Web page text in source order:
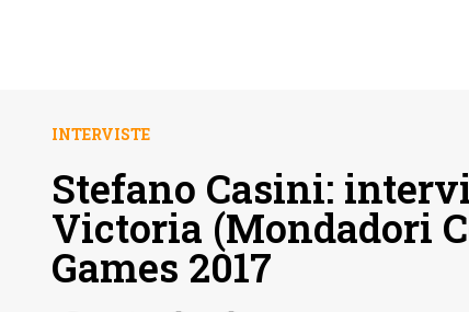
INTERVISTE
Stefano Casini:
Victoria (Mondadori
Games 2017